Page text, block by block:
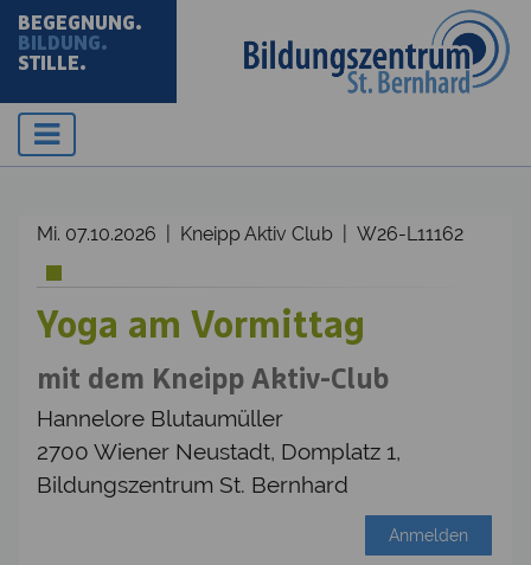
BEGEGNUNG.
BILDUNG.
STILLE.
Mi. 07.10.2026 | Kneipp Aktiv Club | W26-L11162
Yoga am Vormittag
mit dem Kneipp Aktiv-Club
Hannelore Blutaumüller
2700 Wiener Neustadt, Domplatz 1,
Bildungszentrum St. Bernhard
Anmelden